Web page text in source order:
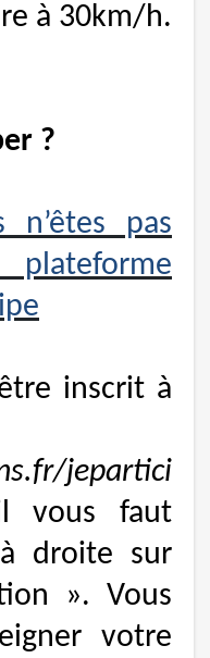
à 30km/h.
?
pas
inscrit à
jepartici
vous faut
droite sur
». Vous
votre